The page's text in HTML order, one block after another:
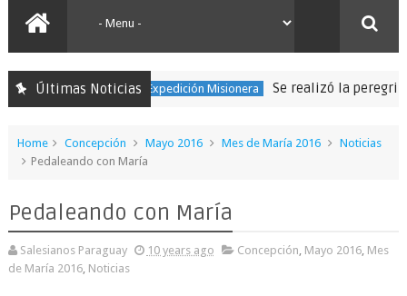
Últimas Noticias
150 Expedición Misionera Se realizó la peregrinación
Home Concepción Mayo 2016 Mes de María 2016
Noticias
Pedaleando con María
Pedaleando con María
Salesianos Paraguay 10 years ago Concepción Mayo 2016, Mes
de María 2016, Noticias